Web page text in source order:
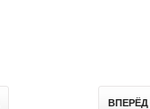
ВПЕРЁД